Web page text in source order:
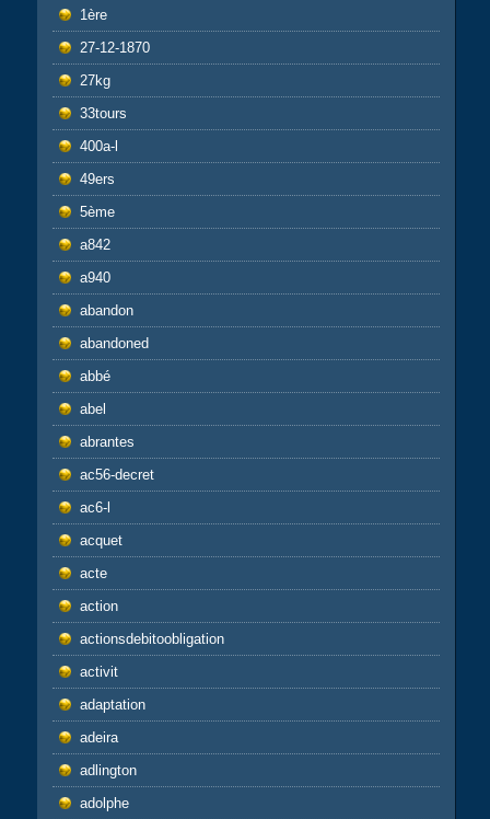
1ère
27-12-1870
27kg
33tours
400a-l
49ers
5ème
a842
a940
abandon
abandoned
abbé
abel
abrantes
ac56-decret
ac6-l
acquet
acte
action
actionsdebitoobligation
activit
adaptation
adeira
adlington
adolphe